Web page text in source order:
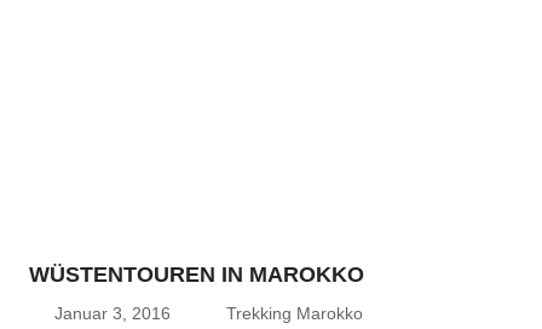
WÜSTENTOUREN IN MAROKKO
Januar 3, 2016 Trekking Marokko